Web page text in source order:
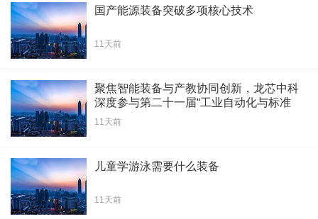
国产能源装备突破多项核心技术
11天前
聚焦智能装备与产教协同创新，龙芯中科
深度参与第二十一届“工业自动化与标准
化”研讨会
11天前
儿童学游泳需要什么装备
11天前